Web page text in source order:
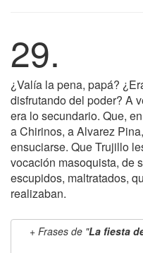
29.
¿Valía la pena, papá?
disfrutando del poder? A
era lo secundario. Que,
a Chirinos, a Alvarez
ensuciarse. Que Trujillo
vocación masoquista, de
escupidos, maltratados,
realizaban.
Frases de "La fiesta